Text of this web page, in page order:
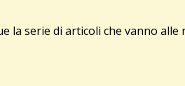
la serie di articoli che